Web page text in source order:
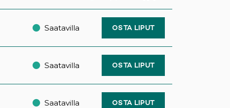
Saatavilla OSTA LIPUT
Saatavilla OSTA LIPUT
Saatavilla OSTA LIPUT